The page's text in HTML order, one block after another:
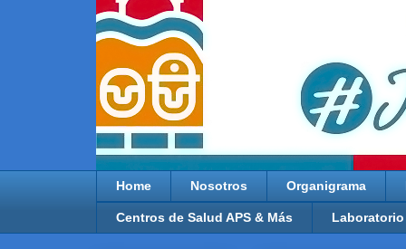
Home Nosotros Organigrama
Centros de Salud APS & Más Laboratorio